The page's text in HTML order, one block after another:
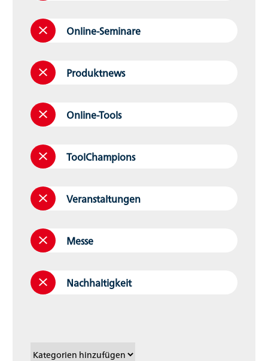
Online-Seminare
Produktnews
Online-Tools
ToolChampions
Veranstaltungen
Messe
Nachhaltigkeit